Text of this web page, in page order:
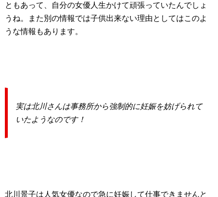
ともあって、自分の女優人生かけて頑張っていたんでしょ
うね。また別の情報では子供出来ない理由としてはこのよ
うな情報もあります。
実は北川さんは事務所から強制的に妊娠を妨げられて
いたようなのです！
北川景子は人気女優なので急に妊娠して仕事できませんと